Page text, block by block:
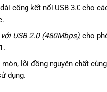
cổng kết nối USB 3.0 cho
USB 2.0 (480Mbps), cho
lõi đồng nguyên chất
dụng.